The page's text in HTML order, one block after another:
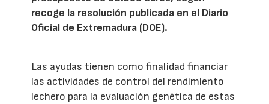
recoge la resolución publicada en el Diario
Oficial de Extremadura (DOE).
Las ayudas tienen como finalidad financiar
las actividades de control del rendimiento
lechero para la evaluación genética de estas